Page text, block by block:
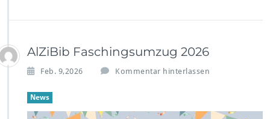
AlZiBib Faschingsumzug 2026
Feb. 9,2026 Kommentar hinterlassen
News